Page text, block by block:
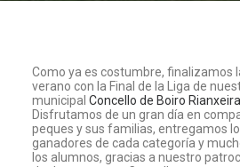
Como ya es costumbre, finalizamos
verano con la Final de la Liga de
municipal Concello de Boiro Rianxeira
Disfrutamos de un gran día en
peques y sus familias, entregamos
ganadores de cada categoría y
los alumnos, gracias a nuestro